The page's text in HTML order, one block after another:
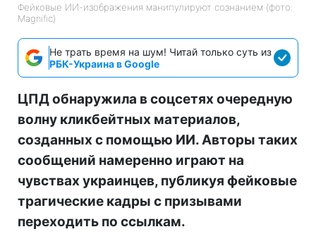
Фейковые ИИ-изображения манипулируют сознанием (фото:
Magnific)
Не трать время на шум! Читай только суть из
РБК-Украина в Google
ЦПД обнаружила в соцсетях очередную
волну кликбейтных материалов,
созданных с помощью ИИ. Авторы таких
сообщений намеренно играют на
чувствах украинцев, публикуя фейковые
трагические кадры с призывами
переходить по ссылкам.